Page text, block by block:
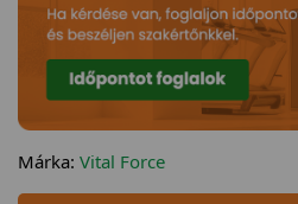
Márka: Vital Force